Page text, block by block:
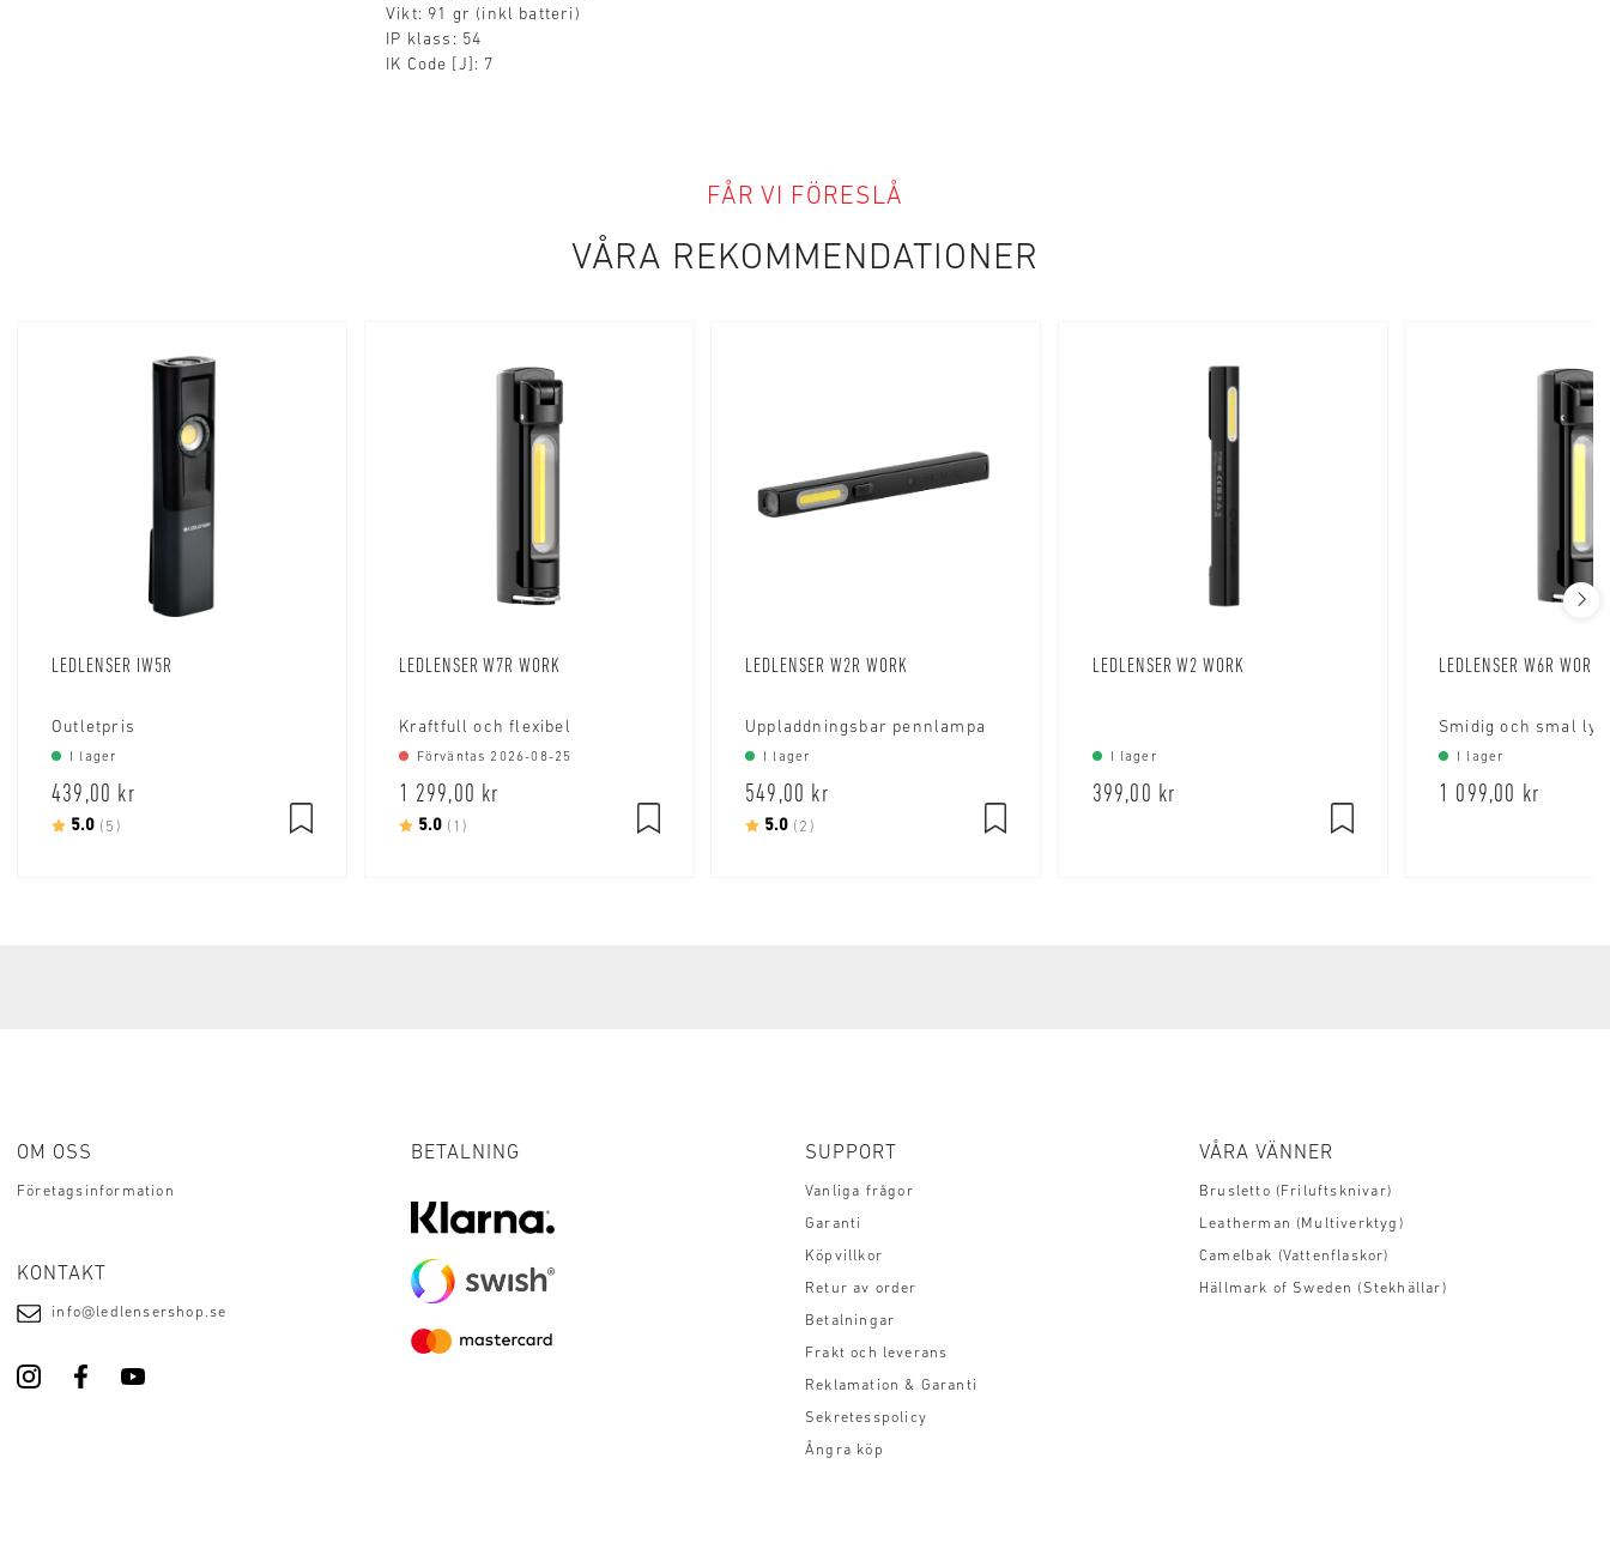
Vikt: 91 gr (inkl batteri)
IP klass: 54
IK Code [J]: 7
FÅR VI FÖRESLÅ
VÅRA REKOMMENDATIONER
LEDLENSER IW5R
Outletpris
I lager
439,00 kr
Betyg:
5.0 (5)
LEDLENSER W7R WORK
Kraftfull och flexibel
Förväntas 2026-08-25
1 299,00 kr
Betyg:
5.0(1)
LEDLENSER W2R WORK
Uppladdningsbar pennlampa
I lager
549,00 kr
Betyg:
5.0 (2)
LEDLENSER W2 WORK
I lager
399,00 kr
LEDLENSER W6R WORK
Smidig och smal
I lager
1 099,00 kr
OM OSS
Företagsinformation
KONTAKT
info@ledlensershop.se
BETALNING SUPPORT
Vanliga frågor
Garanti
Köpvillkor
Retur av order
Betalningar
Frakt och leverans
Reklamation & Garanti
Sekretesspolicy
Ångra köp
VÅRA VÄNNER
Brusletto (Friluftsknivar)
Leatherman (Multiverktyg)
Camelbak (Vattenflaskor)
Hällmark of Sweden (Stekhällar)